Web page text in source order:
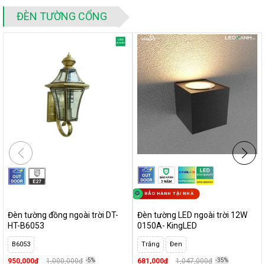
Tư vấn lắp đặt
4 Ý TƯỞNG LẮP ĐẶT ĐÈN HẮT TƯỜNG TRONG NHÀ
Đèn led treo tường phòng ngủ- Nên lắp ở vị trí nào trong
phòng ngủ?
ĐÈN TƯỜNG CỔNG
Đèn tường đồng ngoài trời DT-
HT-B6053
B6053
950,000₫ 1,000,000₫ -5%
BẢO HÀNH TẠI NHÀ
Đèn tường LED ngoài trời 12W
0150A- KingLED
Trắng Đen
681,000₫ 1,047,000₫ -35%